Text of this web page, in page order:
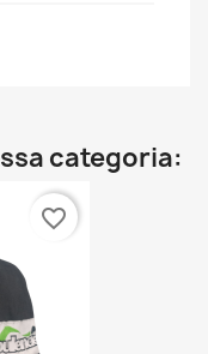
categoria:
favorite_border